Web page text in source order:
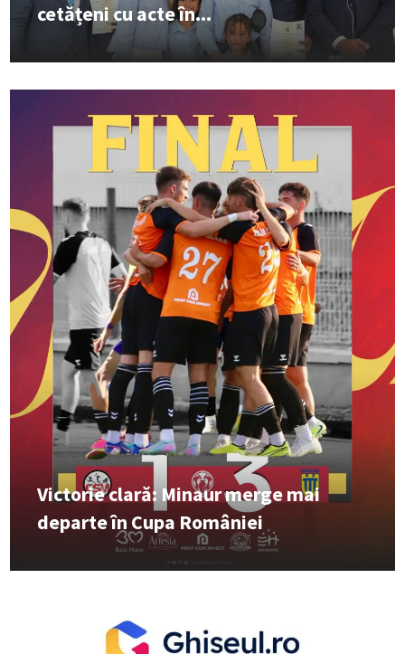
cetățeni cu acte în...
Victorie clară: Minaur merge mai
departe în Cupa României